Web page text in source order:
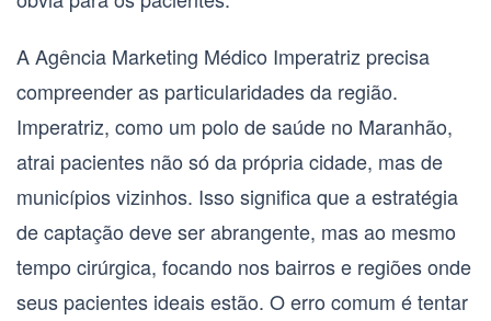
A Agência Marketing Médico Imperatriz precisa
compreender as particularidades da região.
Imperatriz, como um polo de saúde no Maranhão,
atrai pacientes não só da própria cidade, mas de
municípios vizinhos. Isso significa que a estratégia
de captação deve ser abrangente, mas ao mesmo
tempo cirúrgica, focando nos bairros e regiões onde
seus pacientes ideais estão. O erro comum é tentar